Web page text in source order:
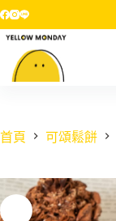
跳
至
首頁 可頌鬆餅